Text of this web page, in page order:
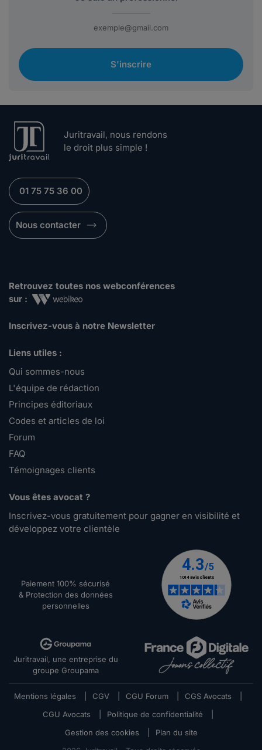
S'inscrire
Juritravail, nous rendons
le droit plus simple !
01 75 75 36 00
Nous contacter
Retrouvez toutes nos webconférences
sur :
Inscrivez-vous à notre Newsletter
Liens utiles :
Qui sommes-nous
L'équipe de rédaction
Principes éditoriaux
Codes et articles de loi
Forum
FAQ
Témoignages clients
Vous êtes avocat ?
Inscrivez-vous gratuitement pour gagner en visibilité et
développez votre clientèle
Paiement 100% sécurisé
& Protection des données
personnelles
Juritravail, une entreprise du
groupe Groupama
Mentions légales CGV CGU Forum CGS Avocats
CGU Avocats
Politique de confidentialité
Gestion des cookies
Plan du site